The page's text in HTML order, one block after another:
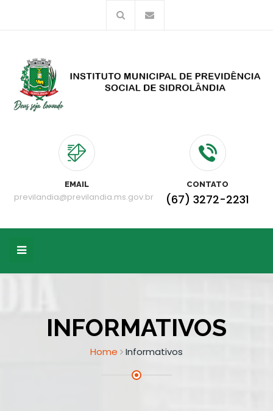
EMAIL
previlandia@previlandia.ms.gov.br
CONTATO
(67) 3272-2231
INFORMATIVOS
Home Informativos